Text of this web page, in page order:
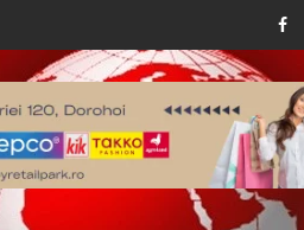
Plățile alocațiilor, indemnizațiilor și